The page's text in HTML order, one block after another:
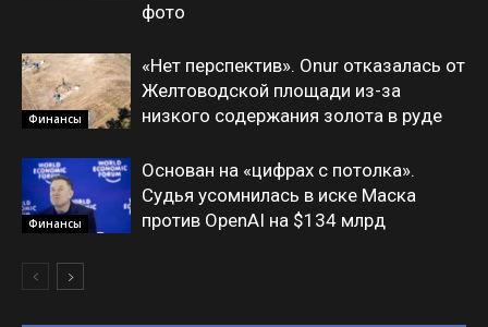
фото
Финансы
«Нет перспектив». Onur отказалась от
Желтоводской площади из-за
низкого содержания золота в руде
Финансы
Основан на «цифрах с потолка».
Судья усомнилась в иске Маска
против OpenAI на $134 млрд